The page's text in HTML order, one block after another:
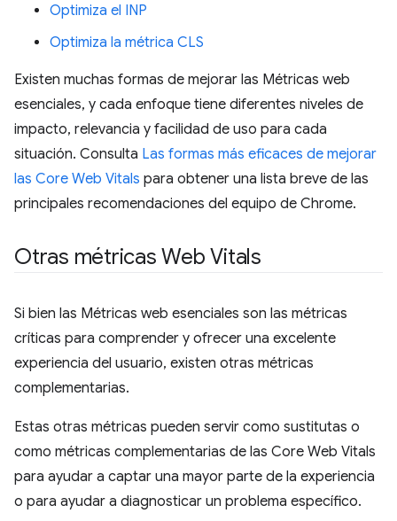
Optimiza el INP
Optimiza la métrica CLS
Existen muchas formas de mejorar las Métricas web
esenciales, y cada enfoque tiene diferentes niveles de
impacto, relevancia y facilidad de uso para cada
situación. Consulta Las formas más eficaces de mejorar
las Core Web Vitals para obtener una lista breve de las
principales recomendaciones del equipo de Chrome.
Otras métricas Web Vitals
Si bien las Métricas web esenciales son las métricas
críticas para comprender y ofrecer una excelente
experiencia del usuario, existen otras métricas
complementarias.
Estas otras métricas pueden servir como sustitutas o
como métricas complementarias de las Core Web Vitals
para ayudar a captar una mayor parte de la experiencia
o para ayudar a diagnosticar un problema específico.